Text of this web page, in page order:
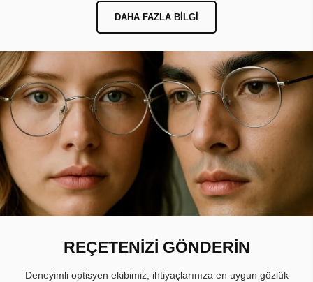
DAHA FAZLA BILGI
REÇETENİZİ GÖNDERİN
Deneyimli optisyen ekibimiz, ihtiyaçlarınıza en uygun gözlük